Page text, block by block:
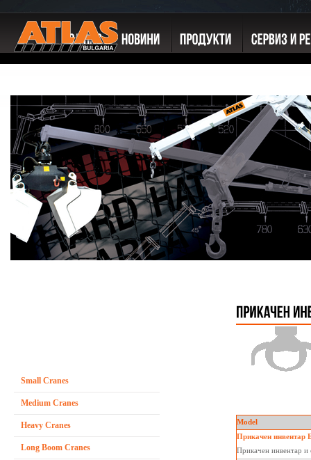
Small Cranes
Medium Cranes
Heavy Cranes
Long Boom Cranes
Model
Прикачен инвентар
Прикачен инвентар и